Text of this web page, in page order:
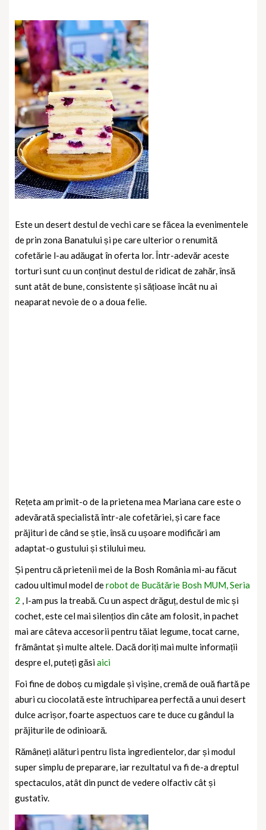
Este un desert destul de vechi care se făcea la evenimentele
de prin zona Banatului și pe care ulterior o renumită
cofetărie l-au adăugat în oferta lor. Într-adevăr aceste
torturi sunt cu un conținut destul de ridicat de zahăr, însă
sunt atât de bune, consistente și sățioase încât nu ai
neaparat nevoie de o a doua felie.
Rețeta am primit-o de la prietena mea Mariana care este o
adevărată specialistă într-ale cofetăriei, și care face
prăjituri de când se știe, însă cu ușoare modificări am
adaptat-o gustului și stilului meu.
Și pentru că prietenii mei de la Bosh România mi-au făcut
cadou ultimul model derobot de Bucătărie Bosh MUM, Seria
2 , l-am pus la treabă. Cu un aspect drăguț, destul de mic și
cochet, este cel mai silențios din câte am folosit, in pachet
mai are câteva accesorii pentru tăiat legume, tocat carne,
frământat și multe altele. Dacă doriți mai multe informații
despre el, puteți găsiaici
Foi fine de doboș cu migdale și vișine, cremă de ouă fiartă pe
aburi cu ciocolată este întruchiparea perfectă a unui desert
dulce acrișor, foarte aspectuos care te duce cu gândul la
prăjiturile de odinioară.
Rămâneți alături pentru lista ingredientelor, dar și modul
super simplu de preparare, iar rezultatul va fi de-a dreptul
spectaculos, atât din punct de vedere olfactiv cât și
gustativ.